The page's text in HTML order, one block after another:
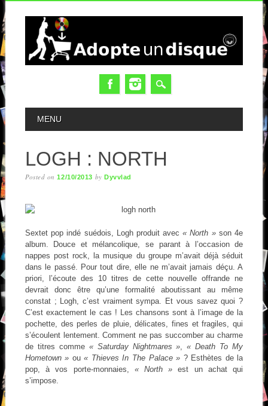
MAIN MENU
MENU
LOGH : NORTH
Posted on12/10/2013 byDyvvlad
Sextet pop indé suédois, Logh produit avec« North »son 4e
album. Douce et mélancolique, se parant à l’occasion de
nappes post rock, la musique du groupe m’avait déjà séduit
dans le passé. Pour tout dire, elle ne m’avait jamais déçu. A
priori, l’écoute des 10 titres de cette nouvelle offrande ne
devrait donc être qu’une formalité aboutissant au même
constat ; Logh, c’est vraiment sympa. Et vous savez quoi ?
C’est exactement le cas ! Les chansons sont à l’image de la
pochette, des perles de pluie, délicates, fines et fragiles, qui
s’écoulent lentement. Comment ne pas succomber au charme
de titres comme « Saturday Nightmares » ,« Death To My
Hometown » ou« Thieves In The Palace » ? Esthètes de la
pop, à vos porte-monnaies, « North » est un achat qui
s’impose.